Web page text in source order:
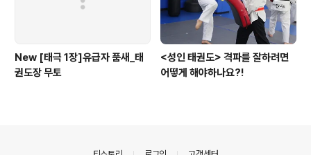
New [태극 1장]유급자 품새_태
권도장 무토
<성인 태권도> 격파를 잘하려면
어떻게 해야하나요?!